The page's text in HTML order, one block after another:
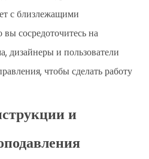
с близлежащими
сосредоточитесь на
дизайнеры и пользователи
чтобы сделать работу
и